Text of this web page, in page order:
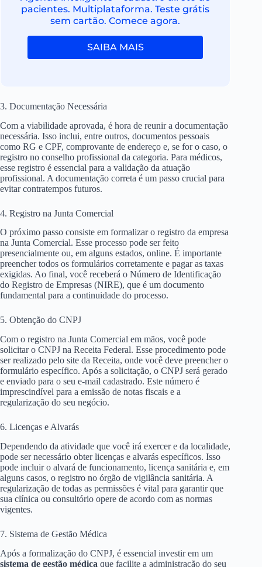
pacientes. Multiplataforma. Teste grátis
sem cartão. Comece agora.
SAIBA MAIS
3. Documentação Necessária
Com a viabilidade aprovada, é hora de reunir a documentação
necessária. Isso inclui, entre outros, documentos pessoais
como RG e CPF, comprovante de endereço e, se for o caso, o
registro no conselho profissional da categoria. Para médicos,
esse registro é essencial para a validação da atuação
profissional. A documentação correta é um passo crucial para
evitar contratempos futuros.
4. Registro na Junta Comercial
O próximo passo consiste em formalizar o registro da empresa
na Junta Comercial. Esse processo pode ser feito
presencialmente ou, em alguns estados, online. É importante
preencher todos os formulários corretamente e pagar as taxas
exigidas. Ao final, você receberá o Número de Identificação
do Registro de Empresas (NIRE), que é um documento
fundamental para a continuidade do processo.
5. Obtenção do CNPJ
Com o registro na Junta Comercial em mãos, você pode
solicitar o CNPJ na Receita Federal. Esse procedimento pode
ser realizado pelo site da Receita, onde você deve preencher o
formulário específico. Após a solicitação, o CNPJ será gerado
e enviado para o seu e-mail cadastrado. Este número é
imprescindível para a emissão de notas fiscais e a
regularização do seu negócio.
6. Licenças e Alvarás
Dependendo da atividade que você irá exercer e da localidade,
pode ser necessário obter licenças e alvarás específicos. Isso
pode incluir o alvará de funcionamento, licença sanitária e, em
alguns casos, o registro no órgão de vigilância sanitária. A
regularização de todas as permissões é vital para garantir que
sua clínica ou consultório opere de acordo com as normas
vigentes.
7. Sistema de Gestão Médica
Após a formalização do CNPJ, é essencial investir em um
sistema de gestão médica que facilite a administração do seu